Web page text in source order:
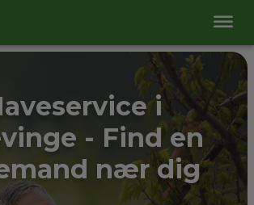
i
- Find en
nær dig